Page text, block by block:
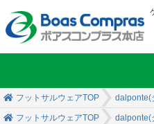
フットサルウェアTOP dalponte(
フットサルウェアTOP dalponte(